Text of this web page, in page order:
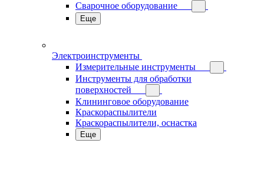
Сварочное оборудование
Еще
Электроинструменты
Измерительные инструменты
Инструменты для обработки
поверхностей
Клининговое оборудование
Краскораспылители
Краскораспылители, оснастка
Еще